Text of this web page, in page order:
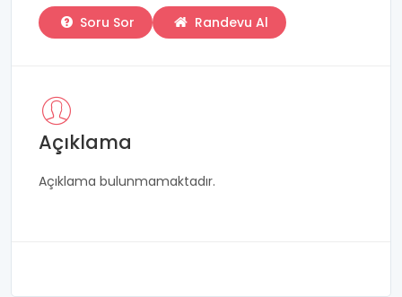
Soru Sor
Randevu Al
Açıklama
Açıklama bulunmamaktadır.